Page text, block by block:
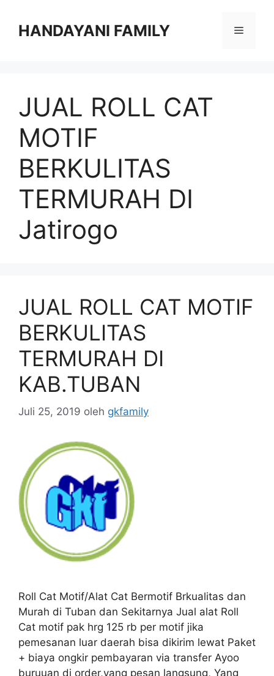
HANDAYANI FAMILY Menu
JUAL ROLL CAT
MOTIF
BERKULITAS
TERMURAH DI
Jatirogo
JUAL ROLL CAT MOTIF
BERKULITAS
TERMURAH DI
KAB.TUBAN
Juli 25, 2019 oleh gkfamily
Roll Cat Motif/Alat Cat Bermotif Brkualitas dan
Murah di Tuban dan Sekitarnya Jual alat Roll
Cat motif pak hrg 125 rb per motif jika
pemesanan luar daerah bisa dikirim lewat Paket
+ biaya ongkir pembayaran via transfer Ayoo
buruuan di order,yang pesan langsung, Yang